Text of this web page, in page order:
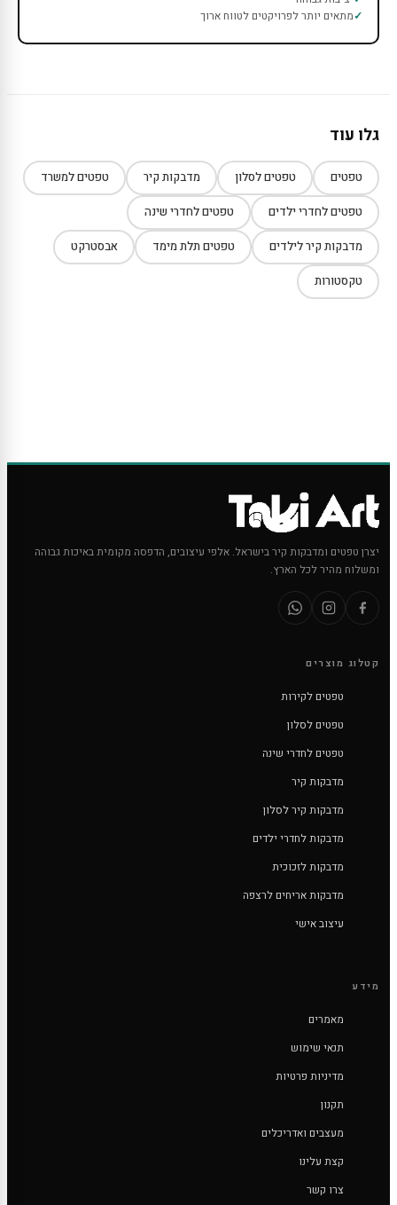
מתאים יותר לפרויקטים לטווח ארוך
גלו עוד
טפטים טפטים לסלון מדבקות קיר טפטים למשרד
טפטים לחדרי ילדים טפטים לחדרי שינה
מדבקות קיר לילדים טפטים תלת מימד אבסטרקט
טקסטורות
יצרן טפטים ומדבקות קיר בישראל. אלפי עיצובים, הדפסה מקומית באיכות גבוהה
ומשלוח מהיר לכל הארץ.
קטלוג מוצרים
טפטים לקירות
טפטים לסלון
טפטים לחדרי שינה
מדבקות קיר
מדבקות קיר לסלון
מדבקות לחדרי ילדים
מדבקות לזכוכית
מדבקות אריחים לרצפה
עיצוב אישי
מידע
מאמרים
תנאי שימוש
מדיניות פרטיות
תקנון
מעצבים ואדריכלים
קצת עלינו
צרו קשר